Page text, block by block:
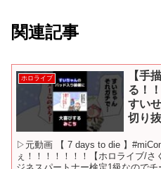
関連記事
ホロライブ
【手
る！
すい
切り
▷元動画 【 7 days to die 】
ぇ！！！！！！！【ホロライブ/